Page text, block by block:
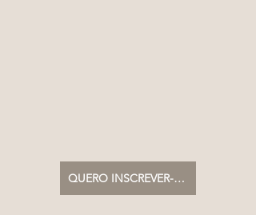
QUERO INSCREVER-ME